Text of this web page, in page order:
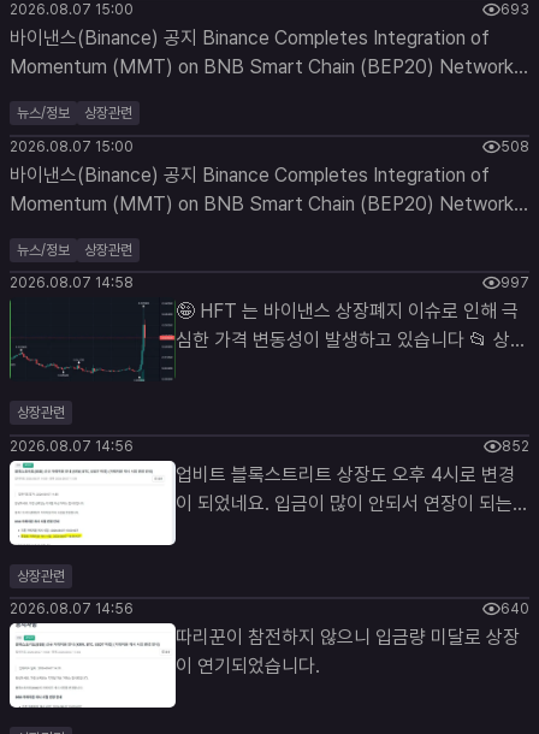
2026.08.07 15:00
693
바이낸스(Binance) 공지 Binance Completes Integration of
Momentum (MMT) on BNB Smart Chain (BEP20) Network,
Opens Deposits and Withdrawals - 2026-08-07 2026-08-
07 15:00:03
뉴스/정보
상장관련
2026.08.07 15:00
508
바이낸스(Binance) 공지 Binance Completes Integration of
Momentum (MMT) on BNB Smart Chain (BEP20) Network,
07 15:00:03
뉴스/정보
상장관련
2026.08.07 14:58
997
🤪 HFT 는 바이낸스 상장폐지 이슈로 인해 극
심한 가격 변동성이 발생하고 있습니다 📂 상장
17일 오후 12시(KST) ✍ 10일정도 시간이 더
있기에, 어디서 크라임을 진행할지 지켜볼 필요
상장관련
2026.08.07 14:56
852
업비트 블록스트리트 상장도 오후 4시로 변경
이 되었네요. 입금이 많이 안되서 연장이 되는것
상장관련
2026.08.07 14:56
640
따리꾼이 참전하지 않으니 입금량 미달로 상장
이 연기되었습니다.